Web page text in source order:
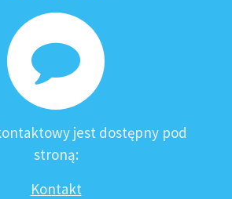
jest dostępny pod
stroną:
Kontakt